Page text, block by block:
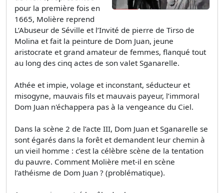
pour la première fois en
1665, Molière reprend
L’Abuseur de Séville et l’Invité de pierre de Tirso de
Molina et fait la peinture de Dom Juan, jeune
aristocrate et grand amateur de femmes, flanqué tout
au long des cinq actes de son valet Sganarelle.
Athée et impie, volage et inconstant, séducteur et
misogyne, mauvais fils et mauvais payeur, l’immoral
Dom Juan n'échappera pas à la vengeance du Ciel.
Dans la scène 2 de l’acte III, Dom Juan et Sganarelle se
sont égarés dans la forêt et demandent leur chemin à
un vieil homme : c’est la célèbre scène de la tentation
du pauvre. Comment Molière met-il en scène
l’athéisme de Dom Juan ? (problématique).